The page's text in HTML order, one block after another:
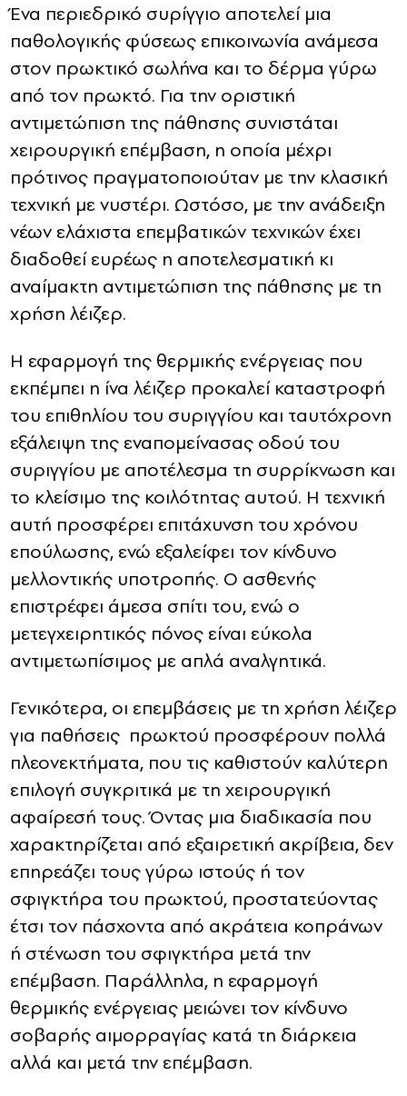
Ένα περιεδρικό συρίγγιο αποτελεί μια
παθολογικής φύσεως επικοινωνία ανάμεσα
στον πρωκτικό σωλήνα και το δέρμα γύρω
από τον πρωκτό. Για την οριστική
αντιμετώπιση της πάθησης συνιστάται
χειρουργική επέμβαση, η οποία μέχρι
πρότινος πραγματοποιούταν με την κλασική
τεχνική με νυστέρι. Ωστόσο, με την ανάδειξη
νέων ελάχιστα επεμβατικών τεχνικών έχει
διαδοθεί ευρέως η αποτελεσματική κι
αναίμακτη αντιμετώπιση της πάθησης με τη
χρήση λέιζερ.
Η εφαρμογή της θερμικής ενέργειας που
εκπέμπει η ίνα λέιζερ προκαλεί καταστροφή
του επιθηλίου του συριγγίου και ταυτόχρονη
εξάλειψη της εναπομείνασας οδού του
συριγγίου με αποτέλεσμα τη συρρίκνωση και
το κλείσιμο της κοιλότητας αυτού. Η τεχνική
αυτή προσφέρει επιτάχυνση του χρόνου
επούλωσης, ενώ εξαλείφει τον κίνδυνο
μελλοντικής υποτροπής. Ο ασθενής
επιστρέφει άμεσα σπίτι του, ενώ ο
μετεγχειρητικός πόνος είναι εύκολα
αντιμετωπίσιμος με απλά αναλγητικά.
Γενικότερα, οι επεμβάσεις με τη χρήση λέιζερ
για παθήσεις πρωκτού προσφέρουν πολλά
πλεονεκτήματα, που τις καθιστούν καλύτερη
επιλογή συγκριτικά με τη χειρουργική
αφαίρεσή τους. Όντας μια διαδικασία που
χαρακτηρίζεται από εξαιρετική ακρίβεια, δεν
επηρεάζει τους γύρω ιστούς ή τον
σφιγκτήρα του πρωκτού, προστατεύοντας
έτσι τον πάσχοντα από ακράτεια κοπράνων
ή στένωση του σφιγκτήρα μετά την
επέμβαση. Παράλληλα, η εφαρμογή
θερμικής ενέργειας μειώνει τον κίνδυνο
σοβαρής αιμορραγίας κατά τη διάρκεια
αλλά και μετά την επέμβαση.